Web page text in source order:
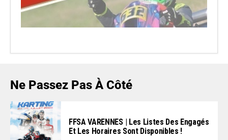
Ne Passez Pas À Côté
FFSA VARENNES | Les Listes Des Engagés
Et Les Horaires Sont Disponibles !